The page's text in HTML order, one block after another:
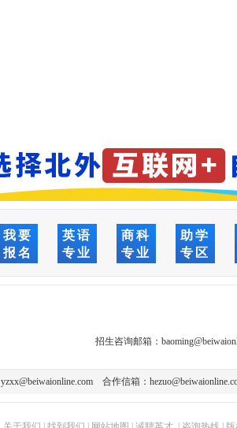
我要
报名
英语
专业
商科
专业
助学
专区
招生咨询邮箱：
yzxx@beiwaionline.com 合作信箱：